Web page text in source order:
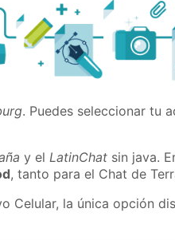
. Puedes seleccionar tu
y elLatinChat sin java.
, tanto para el Chat de
Celular, la única opción